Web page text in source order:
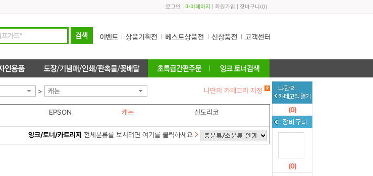
로그인 마이페이지 회원가입 장바구니 (0)
> 캐논 나만의 카테고리 지정
EPSON 캐논
신도리코
잉크/토너/카트리지 전체분류를 보시려면 여기를 클릭하세요
(0)
(0)